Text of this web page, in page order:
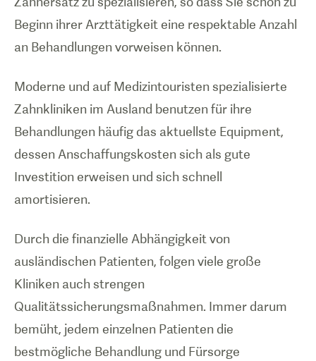
Beginn ihrer Arzttätigkeit eine respektable Anzahl
an Behandlungen vorweisen können.
Moderne und auf Medizintouristen spezialisierte
Zahnkliniken im Ausland benutzen für ihre
Behandlungen häufig das aktuellste Equipment,
dessen Anschaffungskosten sich als gute
Investition erweisen und sich schnell
amortisieren.
Durch die finanzielle Abhängigkeit von
ausländischen Patienten, folgen viele große
Kliniken auch strengen
Qualitätssicherungsmaßnahmen. Immer darum
bemüht, jedem einzelnen Patienten die
bestmögliche Behandlung und Fürsorge